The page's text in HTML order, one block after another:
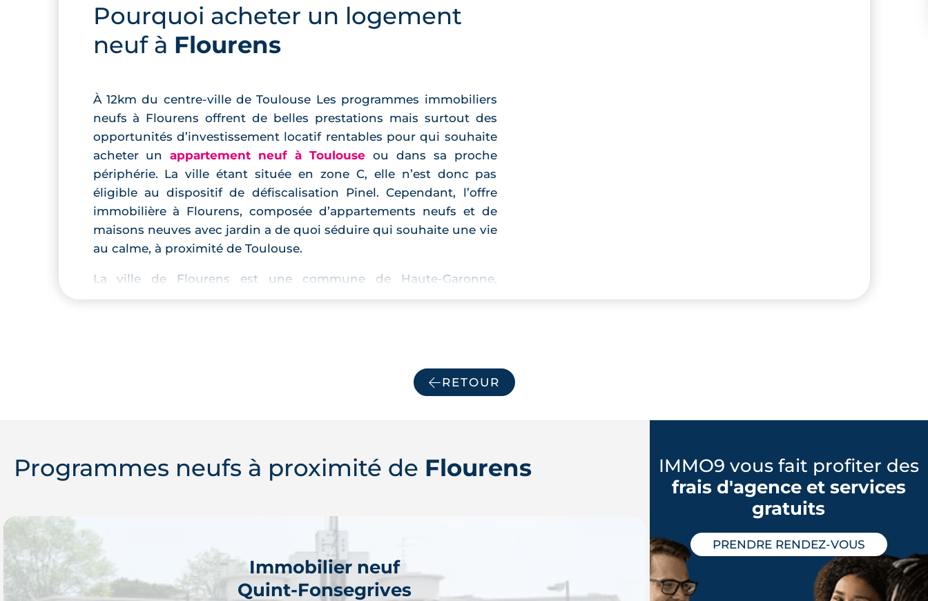
Pourquoi acheter un logement
neuf à Flourens
À 12km du centre-ville de Toulouse Les programmes immobiliers
neufs à Flourens offrent de belles prestations mais surtout des
opportunités d’investissement locatif rentables pour qui souhaite
acheter unappartement neuf à Toulouseou dans sa proche
périphérie. La ville étant située en zone C, elle n’est donc pas
éligible au dispositif de défiscalisation Pinel. Cependant, l’offre
immobilière à Flourens, composée d’appartements neufs et de
maisons neuves avec jardin a de quoi séduire qui souhaite une vie
au calme, à proximité de Toulouse.
La ville de Flourens est une commune de Haute-Garonne,
limitrophe de Mons, Drémil-Lafage, Quint-Fonsegrives,
RETOUR
Programmes neufs à proximité de Flourens
Immobilier neuf
Quint-Fonsegrives
IMMO9 vous fait profiter des
frais d'agence et services
gratuits
PRENDRE RENDEZ-VOUS